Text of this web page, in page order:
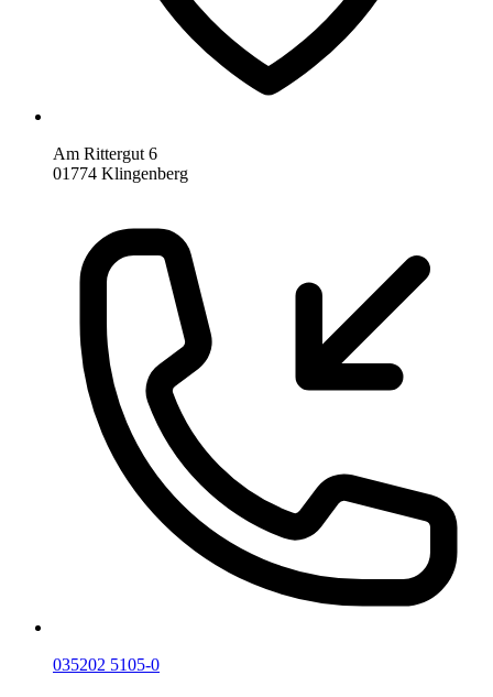
Am Rittergut 6
01774 Klingenberg
035202 5105-0